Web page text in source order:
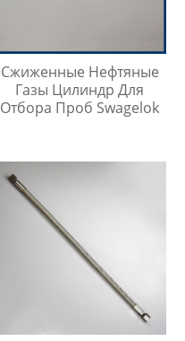
Сжиженные Нефтяные
Газы Цилиндр Для
Отбора Проб Swagelok